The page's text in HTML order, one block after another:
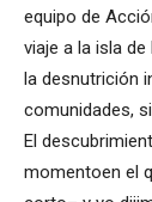
equipo de
viaje a la isla
la desnutrición
comunidades,
El
momentoen el